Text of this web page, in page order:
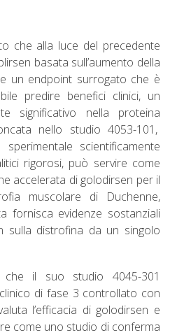
che alla luce del precedente
basata sull’aumento della
un endpoint surrogato che è
predire benefici clinici, un
significativo nella proteina
nello studio 4053-101,
scientificamente
rigorosi, può servire come
accelerata di golodirsen per il
muscolare di Duchenne,
fornisca evidenze sostanziali
sulla distrofina da un singolo
il suo studio 4045-301
di fase 3 controllato con
l’efficacia di golodirsen e
come uno studio di conferma